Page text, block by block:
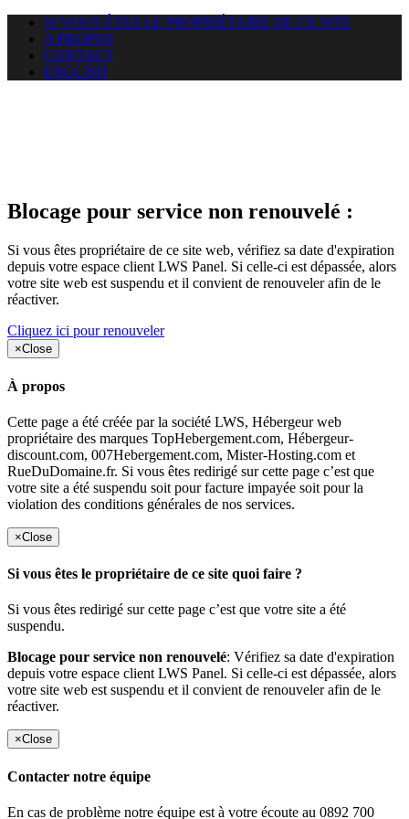
SI VOUS ÊTES LE PROPRIÉTAIRE DE CE SITE
A PROPOS
CONTACT
ENGLISH
Blocage pour service non renouvelé :
Si vous êtes propriétaire de ce site web, vérifiez sa date d'expiration
depuis votre espace client LWS Panel. Si celle-ci est dépassée, alors
votre site web est suspendu et il convient de renouveler afin de le
réactiver.
Cliquez ici pour renouveler
×Close
À propos
Cette page a été créée par la société LWS, Hébergeur web
propriétaire des marques TopHebergement.com, Hébergeur-
discount.com, 007Hebergement.com, Mister-Hosting.com et
RueDuDomaine.fr. Si vous êtes redirigé sur cette page c’est que
votre site a été suspendu soit pour facture impayée soit pour la
violation des conditions générales de nos services.
×Close
Si vous êtes le propriétaire de ce site quoi faire ?
Si vous êtes redirigé sur cette page c’est que votre site a été
suspendu.
Blocage pour service non renouvelé: Vérifiez sa date d'expiration
depuis votre espace client LWS Panel. Si celle-ci est dépassée, alors
votre site web est suspendu et il convient de renouveler afin de le
réactiver.
×Close
Contacter notre équipe
En cas de problème notre équipe est à votre écoute au 0892 700